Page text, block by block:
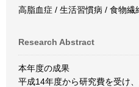
高脂血症 / 生活習慣病 / 食物
Research Abstract
本年度の成果
平成14年度から研究費を受け